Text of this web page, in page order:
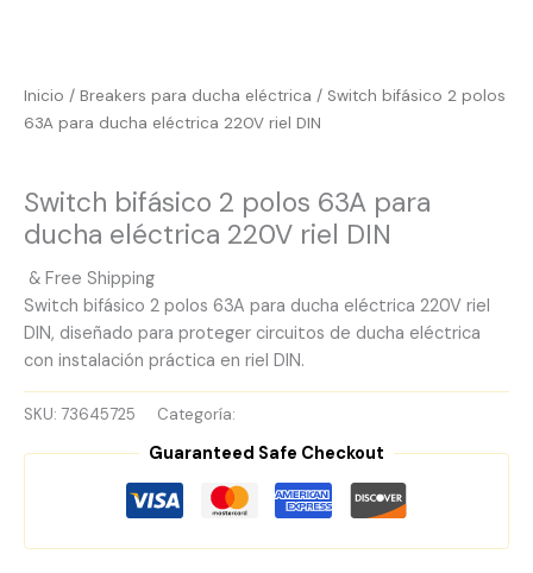
Inicio / Breakers para ducha eléctrica / Switch bifásico 2 polos
63A para ducha eléctrica 220V riel DIN
Switch bifásico 2 polos 63A para
ducha eléctrica 220V riel DIN
& Free Shipping
Switch bifásico 2 polos 63A para ducha eléctrica 220V riel
DIN, diseñado para proteger circuitos de ducha eléctrica
con instalación práctica en riel DIN.
SKU: 73645725 Categoría:
Guaranteed Safe Checkout